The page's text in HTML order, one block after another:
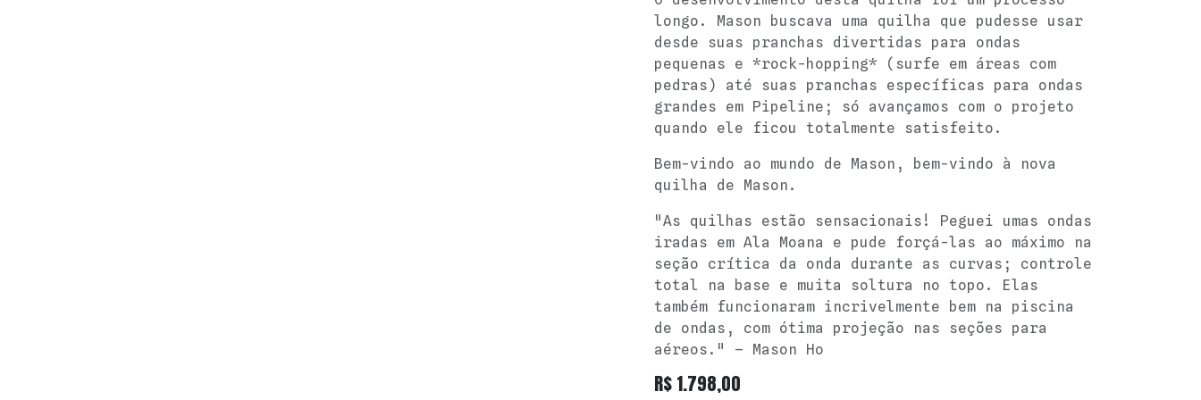
longo. Mason buscava uma quilha que pudesse usar
desde suas pranchas divertidas para ondas
pequenas e *rock-hopping* (surfe em áreas com
pedras) até suas pranchas específicas para ondas
grandes em Pipeline; só avançamos com o projeto
quando ele ficou totalmente satisfeito.
Bem-vindo ao mundo de Mason, bem-vindo à nova
quilha de Mason.
"As quilhas estão sensacionais! Peguei umas ondas
iradas em Ala Moana e pude forçá-las ao máximo na
seção crítica da onda durante as curvas; controle
total na base e muita soltura no topo. Elas
também funcionaram incrivelmente bem na piscina
de ondas, com ótima projeção nas seções para
aéreos." – Mason Ho
R$1.798,00